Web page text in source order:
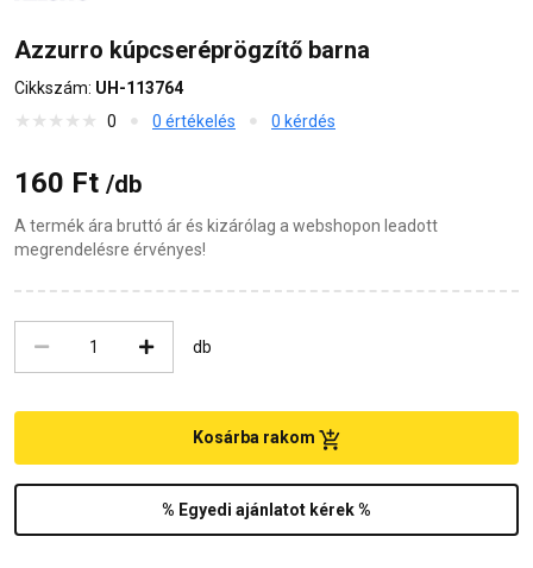
Azzurro kúpcseréprögzítő barna
Cikkszám: UH-113764
0
0 értékelés 0 kérdés
160 Ft /db
A termék ára bruttó ár és kizárólag a webshopon leadott
megrendelésre érvényes!
db
% Egyedi ajánlatot kérek %
Kosárba rakom